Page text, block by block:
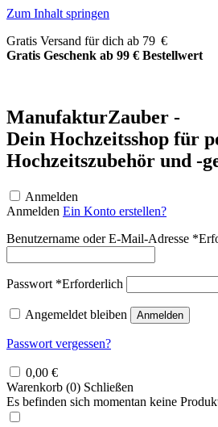
Zum Inhalt springen
Gratis Versand für dich ab 79 €
Gratis Geschenk ab 99 € Bestellwert
ManufakturZauber -
Dein Hochzeitsshop für
Hochzeitszubehör und -
Anmelden
Anmelden Ein Konto erstellen?
Benutzername oder E-Mail-Adresse *
Passwort *Erforderlich
Angemeldet bleiben Anmelden
Passwort vergessen?
0,00 €
Warenkorb (0) Schließen
Es befinden sich momentan keine